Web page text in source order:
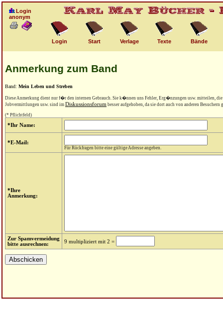
Login
anonym
Login Start Verlage Texte Bände
Anmerkung zum Band
Band: Mein Leben und Streben
Diese Anmerkung dient nur f�r den internen Gebrauch. Sie k�nnen uns Fehler, Erg�nzungen usw. mitteilen,
Jobvermittlungen usw. sind im Diskussionsforum besser aufgehoben, da sie dort auch von anderen
(* Pflichtfeld)
*Ihr Name:
*E-Mail:
Für Rückfragen bitte eine gültige Adresse angeben.
*Ihre
Anmerkung:
Zur Spamvermeidung
bitte ausrechnen:
9 multipliziert mit 2 =